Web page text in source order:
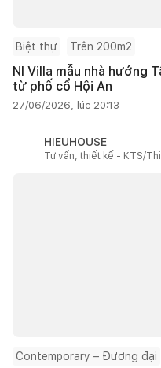
Biệt thự Trên 200m2
NI Villa mẫu nhà hướng
từ phố cổ Hội An
27/06/2026, lúc 20:13
HIEUHOUSE
Tư vấn, thiết kế - KTS/
Contemporary – Đương đại